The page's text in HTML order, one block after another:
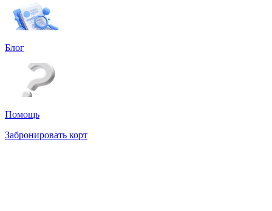
Блог
Помощь
Забронировать корт